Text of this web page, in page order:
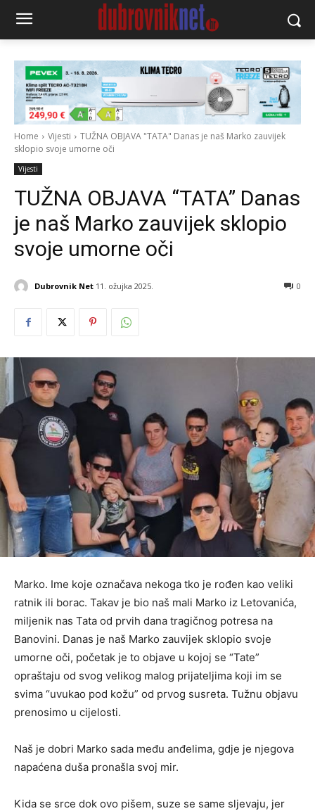
Home Vijesti
TUŽNA OBJAVA "TATA" Danas je naš Marko zauvijek
sklopio svoje umorne oči
Vijesti
TUŽNA OBJAVA “TATA” Danas
je naš Marko zauvijek sklopio
svoje umorne oči
Dubrovnik Net 11. ožujka 2025. 0
Marko. Ime koje označava nekoga tko je rođen kao veliki
ratnik ili borac. Takav je bio naš mali Marko iz Letovanića,
miljenik nas Tata od prvih dana tragičnog potresa na
Banovini. Danas je naš Marko zauvijek sklopio svoje
umorne oči, početak je to objave u kojoj se “Tate”
opraštaju od svog velikog malog prijateljima koji im se
svima “uvukao pod kožu” od prvog susreta. Tužnu objavu
prenosimo u cijelosti.
Naš je dobri Marko sada među anđelima, gdje je njegova
napaćena duša pronašla svoj mir.
Kida se srce dok ovo pišem, suze se same sljevaju, jer